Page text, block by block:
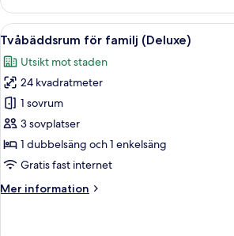
Private
Technogym
Room
Öppna
alla
foton
för
Tvåbäddsrum
för
familj
(Deluxe)
Ett
7
Tvåbäddsrum för familj (Deluxe)
Utsikt mot staden
24 kvadratmeter
1 sovrum
3 sovplatser
1 dubbelsäng och 1 enkelsäng
Gratis fast internet
Mer information
Mer